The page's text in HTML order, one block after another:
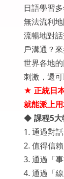
日語學習
無法流利
流暢地對
戶溝通？
世界各地
刺激，還可
★ 正統日
就能派上用
◆ 課程5大
1. 通過對
2. 值得信
3. 通過「
4. 通過「